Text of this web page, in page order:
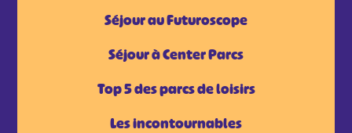
Séjour au Futuroscope
Séjour à Center Parcs
Top 5 des parcs de loisirs
Les incontournables